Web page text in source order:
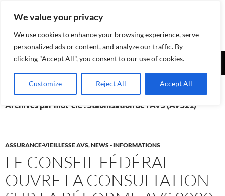
We value your privacy
We use cookies to enhance your browsing experience, serve
personalized ads or content, and analyze our traffic. By
clicking "Accept All", you consent to our use of cookies.
Customize Reject All Accept All
Assurances-sociales.info
Recherche
Archives par mot-clé : Stabilisation de l’AVS (AVS21)
ASSURANCE-VIEILLESSE AVS,NEWS - INFORMATIONS
LE CONSEIL FÉDÉRAL
OUVRE LA CONSULTATION